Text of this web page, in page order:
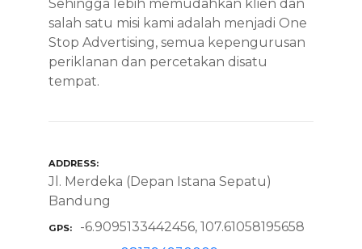
Sehingga lebih memudahkan klien dan
salah satu misi kami adalah menjadi One
Stop Advertising, semua kepengurusan
periklanan dan percetakan disatu
tempat.
ADDRESS
Jl. Merdeka (Depan Istana Sepatu)
Bandung
GPS -6.9095133442456, 107.61058195658